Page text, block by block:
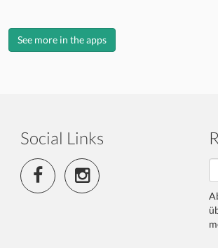
See more in the apps
Social Links